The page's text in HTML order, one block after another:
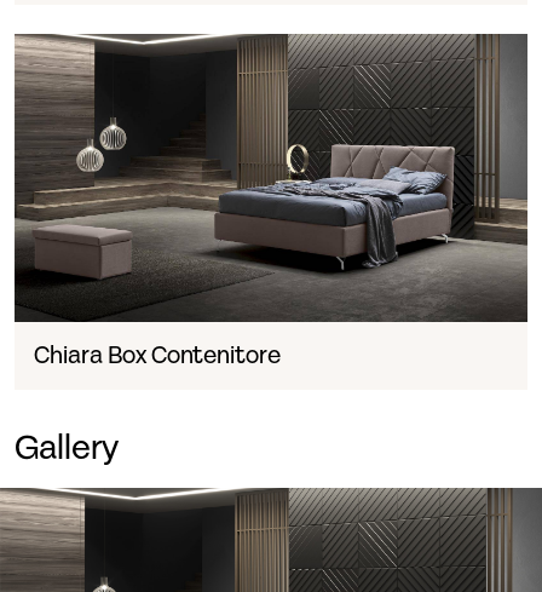
Chiara Box Contenitore
Gallery